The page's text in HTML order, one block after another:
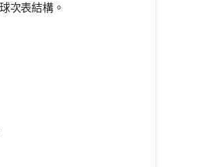
次表結構。